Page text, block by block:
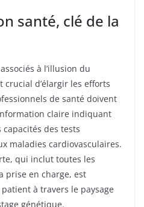
santé, clé de la
à l’illusion du
d’élargir les efforts
de santé doivent
claire indiquant
des tests
maladies cardiovasculaires.
qui inclut toutes les
prise en charge, est
à travers le paysage
génétique.